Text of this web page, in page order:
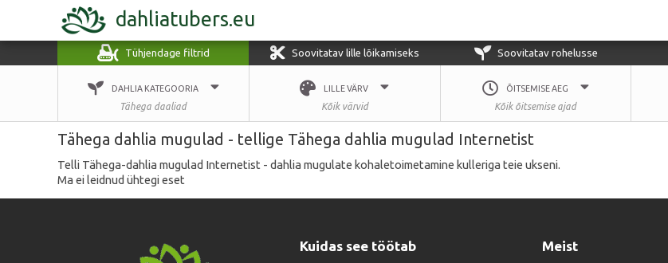
dahliatubers.eu
Tühjendage filtrid Soovitatav lille lõikamiseks Soovitatav rohelusse
DAHLIA KATEGOORIA
Tähega daaliad
LILLE VÄRV
Kõik värvid
ÕITSEMISE AEG
Kõik õitsemise ajad
Tähega dahlia mugulad - tellige Tähega dahlia mugulad Internetist
Telli Tähega-dahlia mugulad Internetist - dahlia mugulate kohaletoimetamine kulleriga teie ukseni.
Ma ei leidnud ühtegi eset
Kuidas see töötab Meist